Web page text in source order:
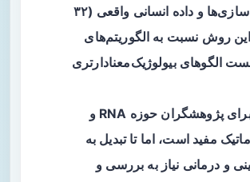
در شبیه‌سازی‌ها و داده انسانی واقعی (۳۲
این روش نسبت به الگوریتم‌های
الگوهای بیولوژیک‌معنادارتری
یافته‌ها برای پژوهشگران حوزه RNA و
مفید است، اما تا تبدیل به
و درمانی نیاز به بررسی و